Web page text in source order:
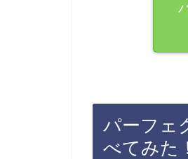
パーフェ
べてみた